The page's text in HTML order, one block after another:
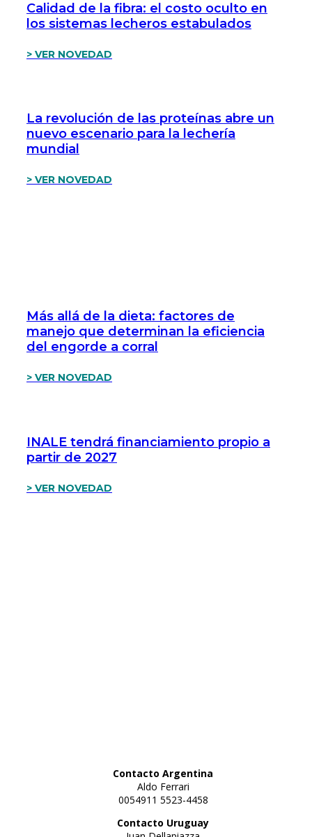
Calidad de la fibra: el costo oculto en
los sistemas lecheros estabulados
> VER NOVEDAD
La revolución de las proteínas abre un
nuevo escenario para la lechería
mundial
> VER NOVEDAD
Más allá de la dieta: factores de
manejo que determinan la eficiencia
del engorde a corral
> VER NOVEDAD
INALE tendrá financiamiento propio a
partir de 2027
> VER NOVEDAD
Contacto Argentina
Aldo Ferrari
0054911 5523-4458
Contacto Uruguay